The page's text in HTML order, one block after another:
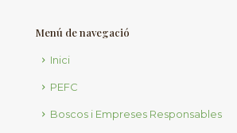
Menú de navegació
Inici
PEFC
Boscos i Empreses Responsables